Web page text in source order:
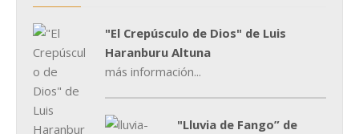
"El Crepúsculo de Dios" de Luis
Haranburu Altuna
más información...
"Lluvia de Fango” de